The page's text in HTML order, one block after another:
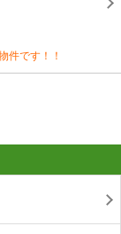
件です！！